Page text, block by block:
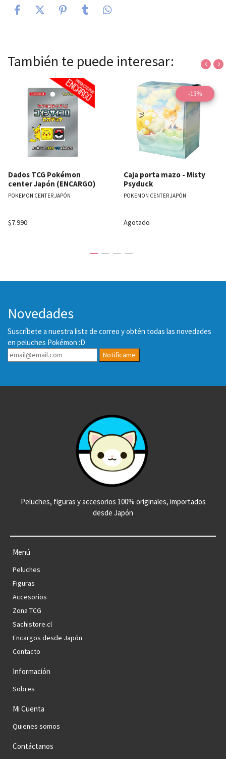
También te puede interesar:
Dados TCG Pokémon
center Japón (ENCARGO)
POKEMON CENTER JAPÓN
$7.990
-13%
Caja porta mazo - Misty
Psyduck
POKEMON CENTER JAPÓN
Agotado
‹ ›
Novedades
Suscríbete a nuestra lista de correo y obtén todas las novedades
en peluches Pokémon :D
Notifícame
Peluches, figuras y accesorios 100% originales, importados
desde Japón
Menú
Peluches
Figuras
Accesorios
Zona TCG
Sachistore.cl
Encargos desde Japón
Contacto
Información
Sobres
Mi Cuenta
Quienes somos
Contáctanos